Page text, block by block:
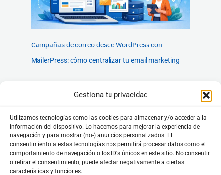
Gestiona tu privacidad
Utilizamos tecnologías como las cookies para almacenar y/o acceder a la
información del dispositivo. Lo hacemos para mejorar la experiencia de
navegación y para mostrar (no-) anuncios personalizados. El
consentimiento a estas tecnologías nos permitirá procesar datos como el
comportamiento de navegación o los ID's únicos en este sitio. No consentir
o retirar el consentimiento, puede afectar negativamente a ciertas
características y funciones.
Campañas de correo desde WordPress con
MailerPress: cómo centralizar tu email marketing